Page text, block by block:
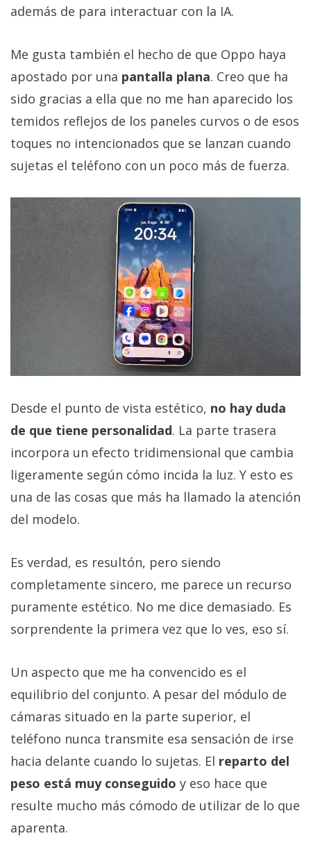
además de para interactuar con la IA.
Me gusta también el hecho de que Oppo haya
apostado por una pantalla plana. Creo que ha
sido gracias a ella que no me han aparecido los
temidos reflejos de los paneles curvos o de esos
toques no intencionados que se lanzan cuando
sujetas el teléfono con un poco más de fuerza.
Desde el punto de vista estético, no hay duda
de que tiene personalidad. La parte trasera
incorpora un efecto tridimensional que cambia
ligeramente según cómo incida la luz. Y esto es
una de las cosas que más ha llamado la atención
del modelo.
Es verdad, es resultón, pero siendo
completamente sincero, me parece un recurso
puramente estético. No me dice demasiado. Es
sorprendente la primera vez que lo ves, eso sí.
Un aspecto que me ha convencido es el
equilibrio del conjunto. A pesar del módulo de
cámaras situado en la parte superior, el
teléfono nunca transmite esa sensación de irse
hacia delante cuando lo sujetas. El reparto del
peso está muy conseguido y eso hace que
resulte mucho más cómodo de utilizar de lo que
aparenta.